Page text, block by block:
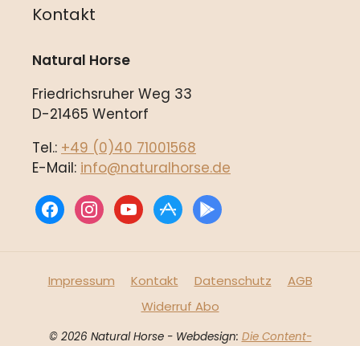
Kontakt
Natural Horse
Friedrichsruher Weg 33
D-21465 Wentorf
Tel.: +49 (0)40 71001568
E-Mail: info@naturalhorse.de
facebookinstagramyoutubeappstore
play
Impressum Kontakt Datenschutz
AGB
Widerruf Abo
© 2026 Natural Horse - Webdesign: Die Content-